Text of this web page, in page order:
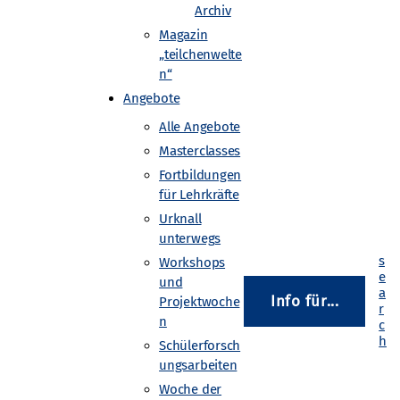
Archiv
Magazin
„teilchenwelte
n“
Angebote
Alle Angebote
Masterclasses
Fortbildungen
für Lehrkräfte
Urknall
unterwegs
Workshops
und
Projektwoche
n
Schülerforsch
ungsarbeiten
Woche der
Info für...